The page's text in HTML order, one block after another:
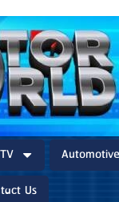
Us